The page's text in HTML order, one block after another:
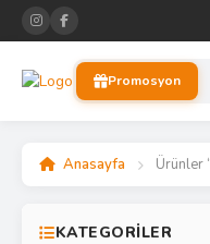
Promosyon
Anasayfa Ürünler
KATEGORİLER